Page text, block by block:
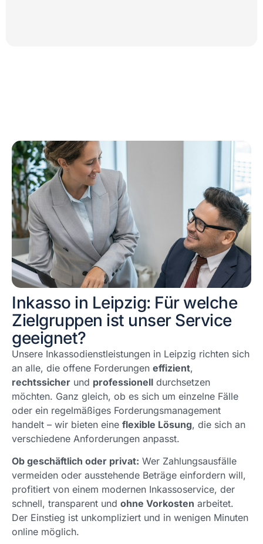
Inkasso in Leipzig: Für welche
Zielgruppen ist unser Service
geeignet?
Unsere Inkassodienstleistungen in Leipzig richten sich
an alle, die offene Forderungen effizient,
rechtssicher und professionell durchsetzen
möchten. Ganz gleich, ob es sich um einzelne Fälle
oder ein regelmäßiges Forderungsmanagement
handelt – wir bieten eine flexible Lösung, die sich an
verschiedene Anforderungen anpasst.
Ob geschäftlich oder privat: Wer Zahlungsausfälle
vermeiden oder ausstehende Beträge einfordern will,
profitiert von einem modernen Inkassoservice, der
schnell, transparent und ohne Vorkosten arbeitet.
Der Einstieg ist unkompliziert und in wenigen Minuten
online möglich.